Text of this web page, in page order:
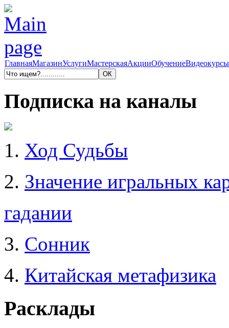
ГлавнаяМагазинУслугиМастерскаяАкцииОбучениеВидеокурсы
Подписка на каналы
1. Ход Судьбы
2. Значение игральных
гадании
3. Сонник
4. Китайская метафизика
Расклады